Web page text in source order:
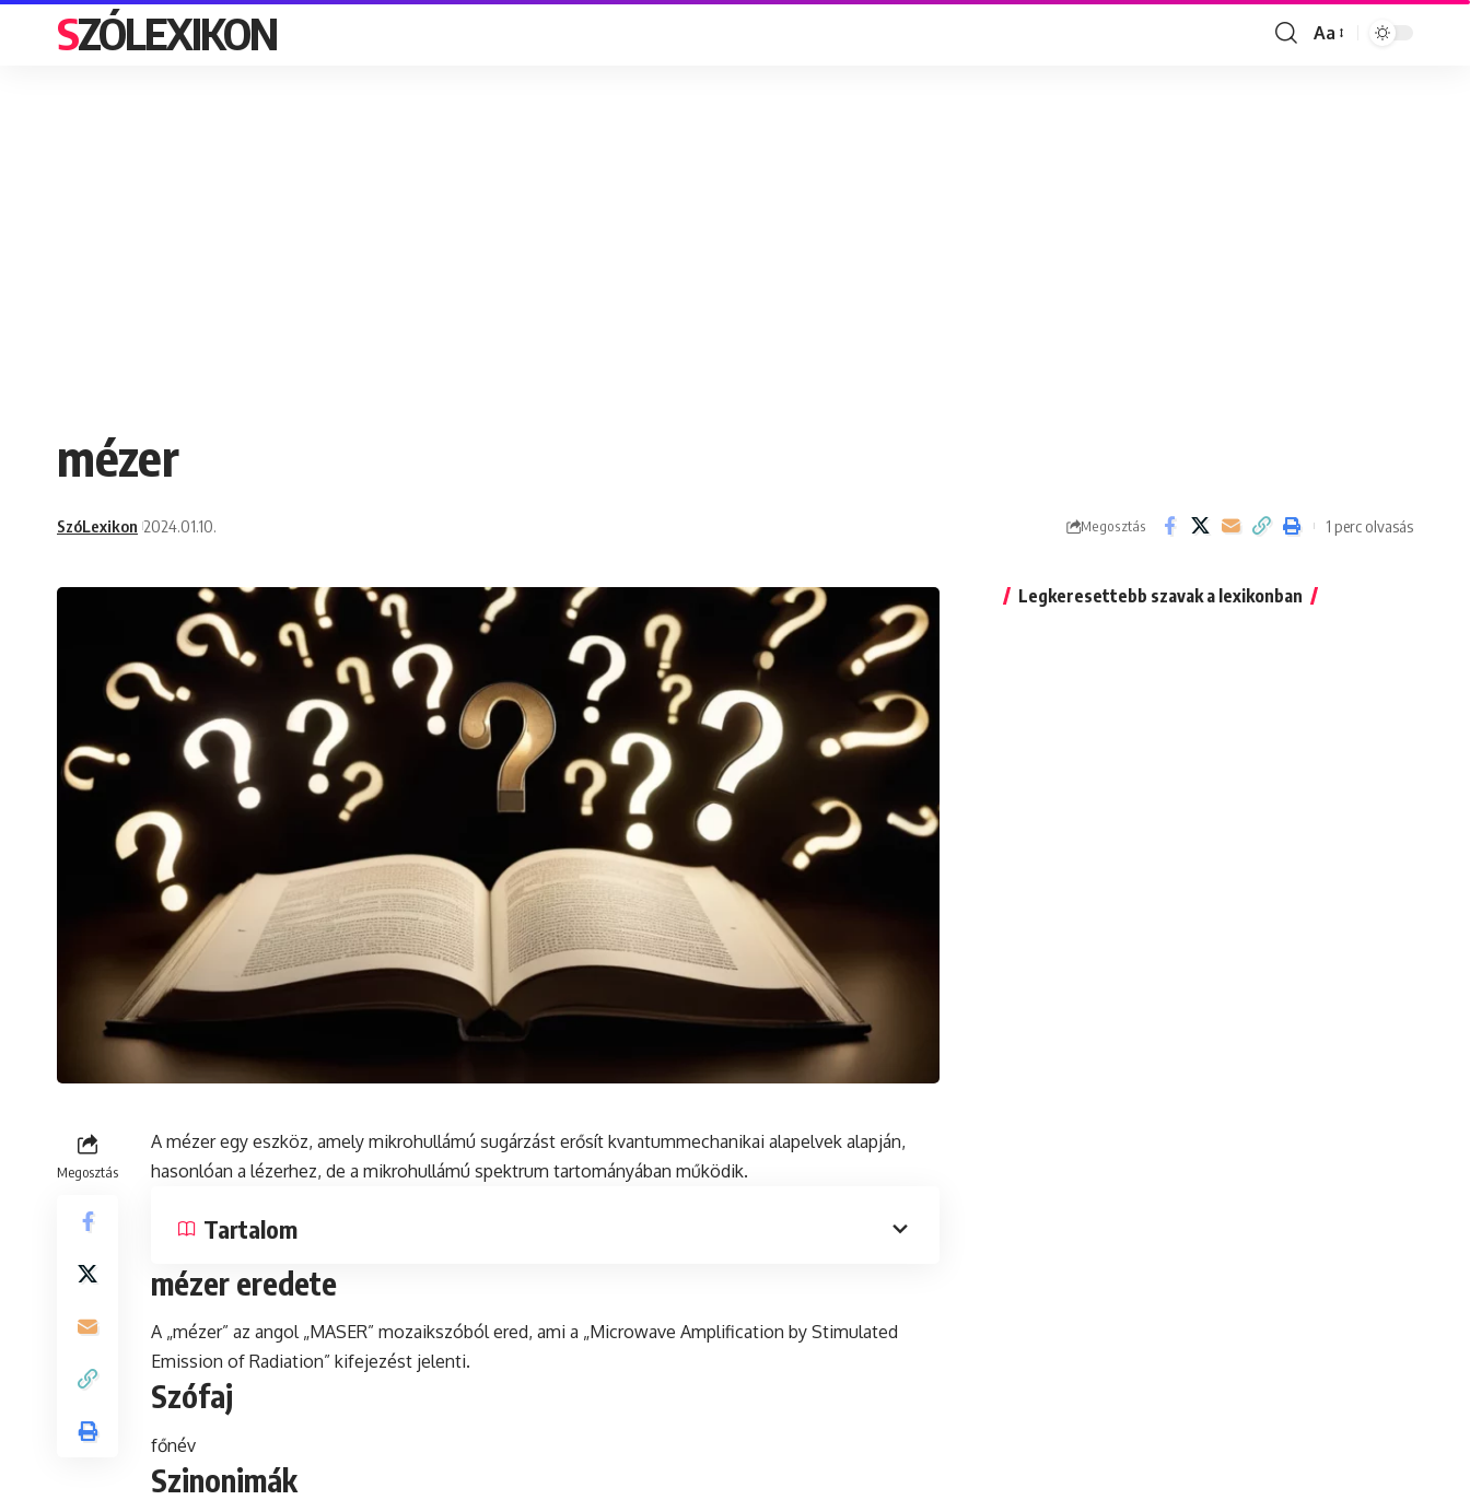
SZÓLEXIKON
Font
Aa
mézer
SzóLexikon 2024.01.10. Megosztás 1 perc olvasás
Megosztás
A mézer egy eszköz, amely mikrohullámú sugárzást erősít kvantummechanikai alapelvek alapján,
hasonlóan a lézerhez, de a mikrohullámú spektrum tartományában működik.
Tartalom
mézer eredete
A „mézer” az angol „MASER” mozaikszóból ered, ami a „Microwave Amplification by Stimulated
Emission of Radiation” kifejezést jelenti.
Szófaj
főnév
Szinonimák
Legkeresettebb szavak a lexikonban